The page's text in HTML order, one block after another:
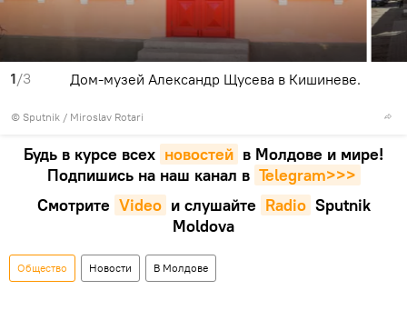
1/3
© Sputnik / Miroslav Rotari
Дом-музей Александр Щусева в Кишиневе.
Будь в курсе всех новостей в Молдове и мире!
Подпишись на наш канал в Telegram>>>
Смотрите Video и слушайте Radio Sputnik
Moldova
Общество Новости В Молдове